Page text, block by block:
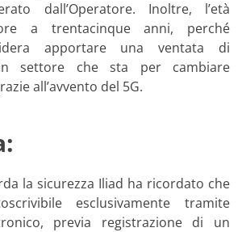
dall’Operatore. Inoltre, l’età
a trentacinque anni, perché
apportare una ventata di
settore che sta per cambiare
all’avvento del 5G.
la sicurezza Iliad ha ricordato che
esclusivamente tramite
previa registrazione di un